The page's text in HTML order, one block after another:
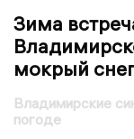
Зима
мокрый
Владимирские
погоде